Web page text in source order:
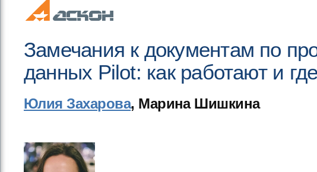
Замечания к документам по
данных Pilot: как работают и
Юлия Захарова, Марина Шишкина